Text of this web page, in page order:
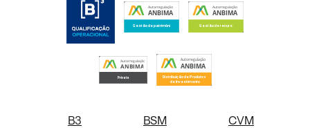
B3 BSM CVM